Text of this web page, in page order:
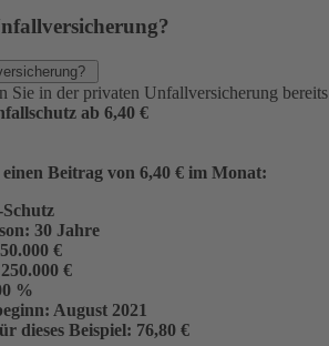
Sie in der privaten Unfallversicherung bereits
ab 6,40 €
Beitrag von 6,40 € im Monat:
30 Jahre
50.000 €
250.000 €
%
August 2021
dieses Beispiel: 76,80 €